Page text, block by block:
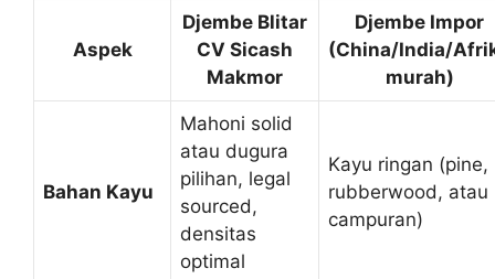
Aspek
Djembe Blitar
CV Sicash
Makmor
Djembe Impor
(China/India/
murah)
Bahan Kayu
Mahoni solid
atau dugura
pilihan, legal
sourced,
densitas
optimal
Kayu ringan (pine,
rubberwood, atau
campuran)